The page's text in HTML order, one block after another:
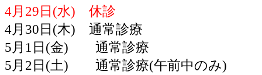
4月29日(水) 休診
4月30日(木) 通常診療
5月1日(金) 通常診療
5月2日(土) 通常診療(午前中のみ)